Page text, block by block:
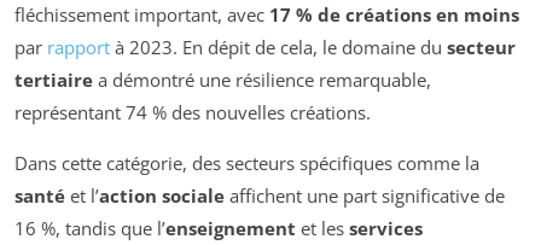
fléchissement important, avec 17 % de créations en moins
par rapport à 2023. En dépit de cela, le domaine du secteur
tertiaire a démontré une résilience remarquable,
représentant 74 % des nouvelles créations.
Dans cette catégorie, des secteurs spécifiques comme la
santé et l’action sociale affichent une part significative de
16 %, tandis que l’enseignement et les services